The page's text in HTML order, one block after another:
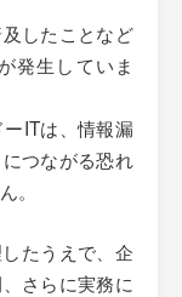
したことなど
発生していま
ITは、情報漏
つながる恐れ
。
たうえで、企
さらに実務に